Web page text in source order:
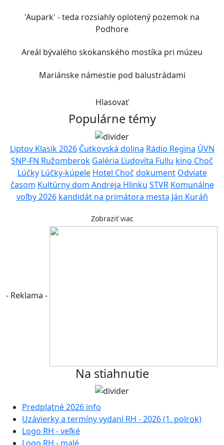
'Aupark' - teda rozsiahly oplotený pozemok na
Podhore
Areál bývalého skokanského mostíka pri múzeu
Mariánske námestie pod balustrádami
Hlasovať
Populárne témy
Liptov Klasik 2026 Čutkovská dolina Rádio Regina ÚVN
SNP-FN Ružomberok Galéria Ľudovíta Fullu kino Choč
Lúčky Lúčky-kúpele Hotel Choč dokument Odviate
časom Kultúrny dom Andreja Hlinku STVR Komunálne
voľby 2026 kandidát na primátora mesta Ján Kuráň
Zobraziť viac
- Reklama -
Na stiahnutie
Predplatné 2026 info
Uzávierky a termíny vydaní RH - 2026 (1. polrok)
Logo RH - veľké